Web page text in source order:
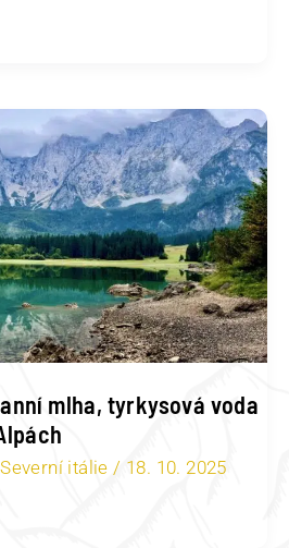
mlha, tyrkysová voda
Severní itálie / 18. 10. 2025